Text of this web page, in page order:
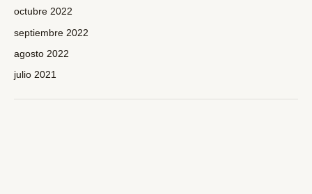
octubre 2022
septiembre 2022
agosto 2022
julio 2021